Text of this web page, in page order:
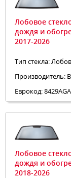
Лобовое
дождя и
2017-2026
Тип стекла:
Производитель:
Еврокод:
Лобовое
дождя и
2018-2026